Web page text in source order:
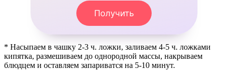
Получить
* Насыпаем в чашку 2-3 ч. ложки, заливаем 4-5 ч. ложками
кипятка, размешиваем до однородной массы, накрываем
блюдцем и оставляем запариватся на 5-10 минут.